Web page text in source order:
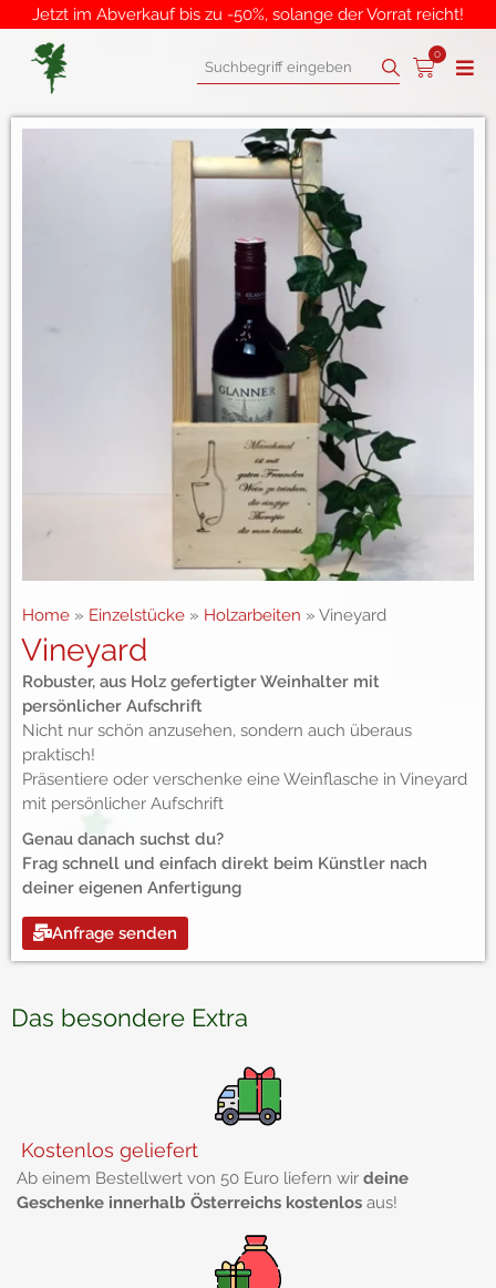
Jetzt im Abverkauf bis zu -50%, solange der Vorrat reicht!
0
Home » Einzelstücke » Holzarbeiten » Vineyard
Vineyard
Robuster, aus Holz gefertigter Weinhalter mit
persönlicher Aufschrift
Nicht nur schön anzusehen, sondern auch überaus
praktisch!
Präsentiere oder verschenke eine Weinflasche in Vineyard
mit persönlicher Aufschrift
Genau danach suchst du?
Frag schnell und einfach direkt beim Künstler nach
deiner eigenen Anfertigung
Anfrage senden
Das besondere Extra
Kostenlos geliefert
Ab einem Bestellwert von 50 Euro liefern wir deine
Geschenke innerhalb Österreichs kostenlos aus!